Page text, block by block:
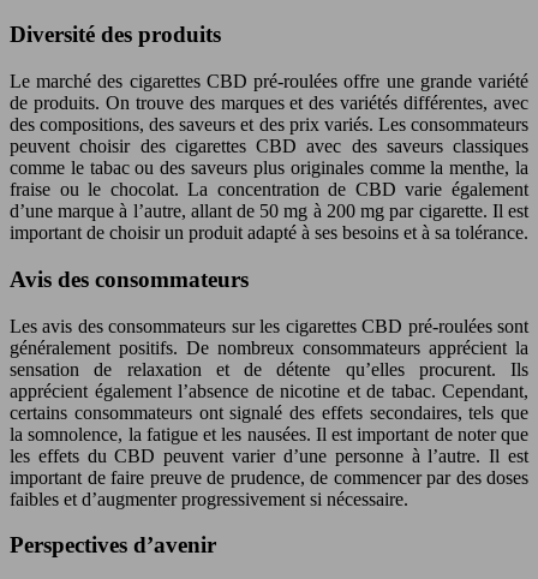
Diversité des produits
Le marché des cigarettes CBD pré-roulées offre une grande variété
de produits. On trouve des marques et des variétés différentes, avec
des compositions, des saveurs et des prix variés. Les consommateurs
peuvent choisir des cigarettes CBD avec des saveurs classiques
comme le tabac ou des saveurs plus originales comme la menthe, la
fraise ou le chocolat. La concentration de CBD varie également
d’une marque à l’autre, allant de 50 mg à 200 mg par cigarette. Il est
important de choisir un produit adapté à ses besoins et à sa tolérance.
Avis des consommateurs
Les avis des consommateurs sur les cigarettes CBD pré-roulées sont
généralement positifs. De nombreux consommateurs apprécient la
sensation de relaxation et de détente qu’elles procurent. Ils
apprécient également l’absence de nicotine et de tabac. Cependant,
certains consommateurs ont signalé des effets secondaires, tels que
la somnolence, la fatigue et les nausées. Il est important de noter que
les effets du CBD peuvent varier d’une personne à l’autre. Il est
important de faire preuve de prudence, de commencer par des doses
faibles et d’augmenter progressivement si nécessaire.
Perspectives d’avenir